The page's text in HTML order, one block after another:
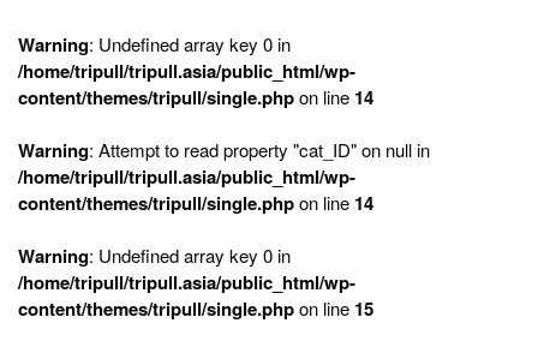
Warning: Undefined array key 0 in
/home/tripull/tripull.asia/public_html/wp-
content/themes/tripull/single.phpon line 14
Warning: Attempt to read property "cat_ID" on null in
/home/tripull/tripull.asia/public_html/wp-
content/themes/tripull/single.phpon line 14
Warning: Undefined array key 0 in
/home/tripull/tripull.asia/public_html/wp-
content/themes/tripull/single.phpon line 15